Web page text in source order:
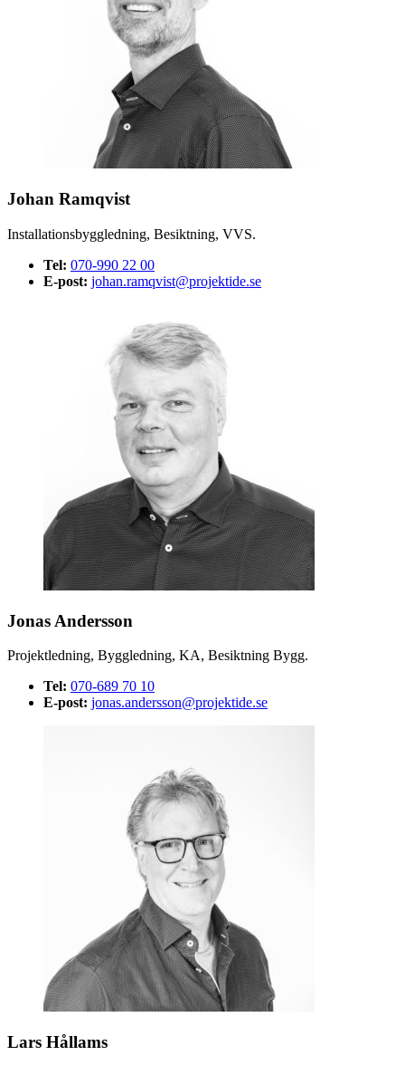
Johan Ramqvist
Installationsbyggledning, Besiktning, VVS.
Tel: 070-990 22 00
E-post: johan.ramqvist@projektide.se
Jonas Andersson
Projektledning, Byggledning, KA, Besiktning Bygg.
Tel: 070-689 70 10
E-post: jonas.andersson@projektide.se
Lars Hållams